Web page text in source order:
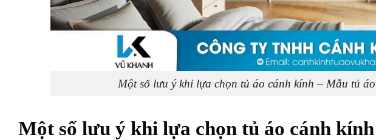
Một số lưu ý khi lựa chọn tủ áo cánh kính – Mẫu tủ
Một số lưu ý khi lựa chọn tủ áo cánh kính